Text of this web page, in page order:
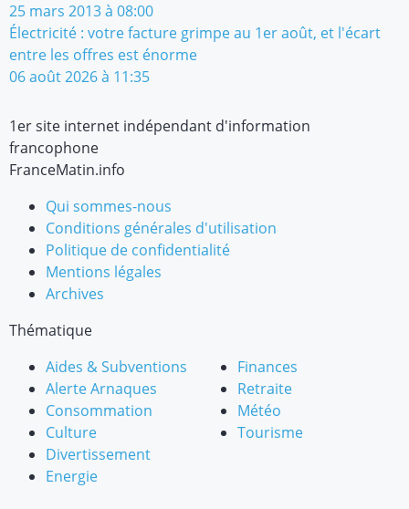
25 mars 2013 à 08:00
Électricité : votre facture grimpe au 1er août, et l'écart
entre les offres est énorme
06 août 2026 à 11:35
1er site internet indépendant d'information
francophone
FranceMatin.info
Qui sommes-nous
Conditions générales d'utilisation
Politique de confidentialité
Mentions légales
Archives
Thématique
Aides & Subventions
Alerte Arnaques
Consommation
Culture
Divertissement
Energie
Finances
Retraite
Météo
Tourisme